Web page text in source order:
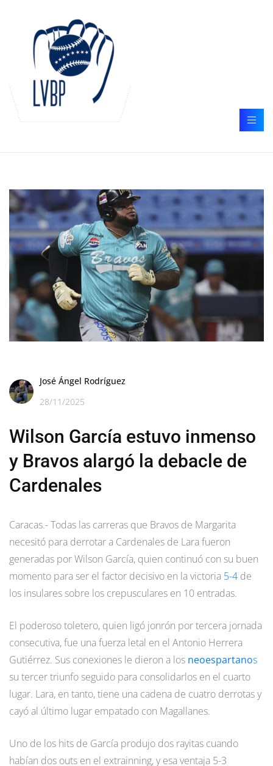
José Ángel Rodríguez
28/11/2025
Wilson García estuvo inmenso
y Bravos alargó la debacle de
Cardenales
Caracas.- Todas las carreras que Bravos de Margarita
necesitó para derrotar a Cardenales de Lara fueron
generadas por Wilson García, quien continuó con su buen
momento para ser el factor decisivo en la victoria 5-4 de
los insulares sobre los crepusculares en 10 entradas.
El poderoso toletero, quien ligó jonrón por tercera jornada
consecutiva, fue una fuerza letal en el Antonio Herrera
Gutiérrez. Sus conexiones le dieron a los neoespartanos
su tercer triunfo seguido para consolidarlos en el cuarto
lugar. Lara, en tanto, tiene una cadena de cuatro derrotas y
cayó al último lugar empatado con Magallanes.
Uno de los hits de García produjo dos rayitas cuando
habían dos outs en el extrainning, y esa ventaja 5-3